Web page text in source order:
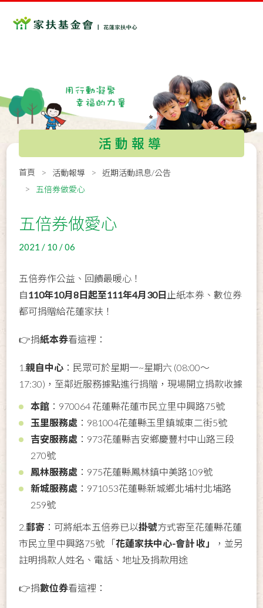
活動報導
首頁 活動報導
近期活動訊息/公告
五倍券做愛心
五倍券做愛心
2021 / 10 / 06
五倍券作公益、回饋最暖心！
自110年10月8日起至111年4月30日 止紙本券、數位券
都可捐贈給花蓮家扶！
👉捐紙本券看這裡：
1.親自中心 ：民眾可於星期一~星期六 (08:00～
17:30)，至鄰近服務據點進行捐贈，現場開立捐款收據
本館 ：970064 花蓮縣花蓮市民立里中興路75號
玉里服務處 ：981004花蓮縣玉里鎮城東二街5號
吉安服務處 ：973花蓮縣吉安鄉慶豐村中山路三段
270號
鳳林服務處 ：975花蓮縣鳳林鎮中美路109號
新城服務處 ：971053花蓮縣新城鄉北埔村北埔路
259號
2. 郵寄 ：可將紙本五倍券已以掛號方式寄至花蓮縣花蓮
市民立里中興路75號 「花蓮家扶中心-會計 收」
，並另
註明捐款人姓名、電話、地址及捐款用途
👉捐數位券看這裡：